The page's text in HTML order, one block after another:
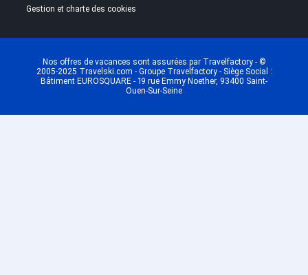
Gestion et charte des cookies
Nos offres de vacances sont assurées par Travelfactory - ©
2005-2025 Travelski.com - Groupe Travelfactory - Siège Social :
Bâtiment EUROSQUARE - 19 rue Emmy Noether, 93400 Saint-
Ouen-Sur-Seine